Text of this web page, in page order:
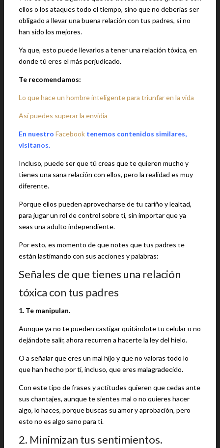
ellos o los ataques todo el tiempo, sino que no deberías ser
obligado a llevar una buena relación con tus padres, si no
han sido los mejores.
Ya que, esto puede llevarlos a tener una relación tóxica, en
donde tú eres el más perjudicado.
Te recomendamos:
Lo que hace un hombre inteligente para triunfar en la vida
Así puedes superar la envidia
En nuestro Facebook tenemos contenidos similares,
visítanos.
Incluso, puede ser que tú creas que te quieren mucho y
tienes una sana relación con ellos, pero la realidad es muy
diferente.
Porque ellos pueden aprovecharse de tu cariño y lealtad,
para jugar un rol de control sobre ti, sin importar que ya
seas una adulto independiente.
Por esto, es momento de que notes que tus padres te
están lastimando con sus acciones y palabras:
Señales de que tienes una relación
tóxica con tus padres
1. Te manipulan.
Aunque ya no te pueden castigar quitándote tu celular o no
dejándote salir, ahora recurren a hacerte la ley del hielo.
O a señalar que eres un mal hijo y que no valoras todo lo
que han hecho por ti, incluso, que eres malagradecido.
Con este tipo de frases y actitudes quieren que cedas ante
sus chantajes, aunque te sientes mal o no quieres hacer
algo, lo haces, porque buscas su amor y aprobación, pero
esto no es algo sano para ti.
2. Minimizan tus sentimientos.